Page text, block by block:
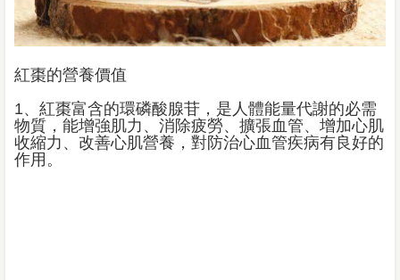
紅棗的營養價值
1、紅棗富含的環磷酸腺苷，是人體能量代謝的必需
物質，能增強肌力、消除疲勞、擴張血管、增加心肌
收縮力、改善心肌營養，對防治心血管疾病有良好的
作用。